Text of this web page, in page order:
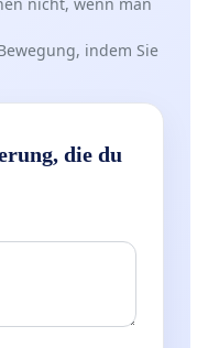
nicht, wenn man
indem Sie
die du